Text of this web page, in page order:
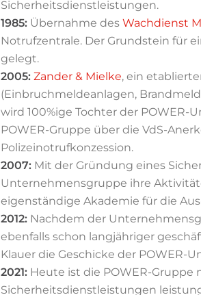
Sicherheitsdienstleistungen.
1985: Übernahme des Wachdienst
Notrufzentrale. Der Grundstein für
gelegt.
2005: Zander & Mielke, ein
(Einbruchmeldeanlagen,
wird 100%ige Tochter der
POWER-Gruppe über die VdS-
Polizeinotrufkonzession.
2007: Mit der Gründung eines
Unternehmensgruppe ihre
eigenständige Akademie für die
2012: Nachdem der
ebenfalls schon langjähriger
Klauer die Geschicke der POWER-
2021: Heute ist die POWER-
Sicherheitsdienstleistungen